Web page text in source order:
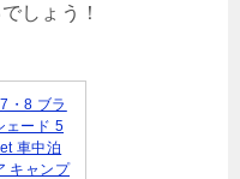
しょう！
・8 ブラ
ェード 5
車中泊
キャンプ